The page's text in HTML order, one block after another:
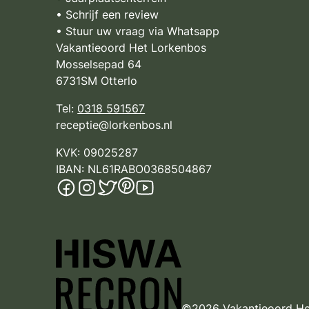
• Schrijf een review
• Stuur uw vraag via Whatsapp
Vakantieoord Het Lorkenbos
Mosselsepad 64
6731SM Otterlo
Tel: 0318 591567
receptie@lorkenbos.nl
KVK: 09025287
IBAN: NL61RABO0368504867